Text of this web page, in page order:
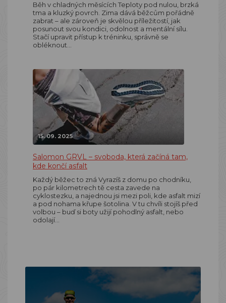
Běh v chladných měsících Teploty pod nulou, brzká
tma a kluzký povrch. Zima dává běžcům pořádně
zabrat – ale zároveň je skvělou příležitostí, jak
posunout svou kondici, odolnost a mentální sílu.
Stačí upravit přístup k tréninku, správně se
obléknout…
15. 09. 2025
Salomon GRVL – svoboda, která začíná tam,
kde končí asfalt
Každý běžec to zná Vyrazíš z domu po chodníku,
po pár kilometrech tě cesta zavede na
cyklostezku, a najednou jsi mezi poli, kde asfalt mizí
a pod nohama křupe šotolina. V tu chvíli stojíš před
volbou – buď si boty užijí pohodlný asfalt, nebo
odolají…